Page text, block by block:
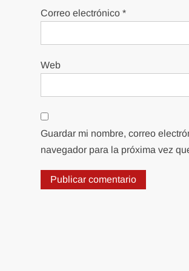
Correo electrónico*
Web
Guardar mi nombre, correo
navegador para la próxima vez